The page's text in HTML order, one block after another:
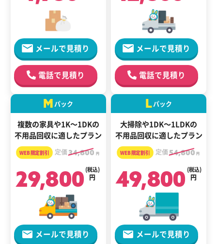
メールで見積り
電話で見積り
メールで見積り
電話で見積り
M パック
複数の家具や1K～1DKの
不用品回収に適したプラン
定価34,800 円
29,800 円
(税込)
メールで見積り
Lパック
大掃除や1DK～1LDKの
不用品回収に適したプラン
定価54,800 円
49,800 円
(税込)
メールで見積り